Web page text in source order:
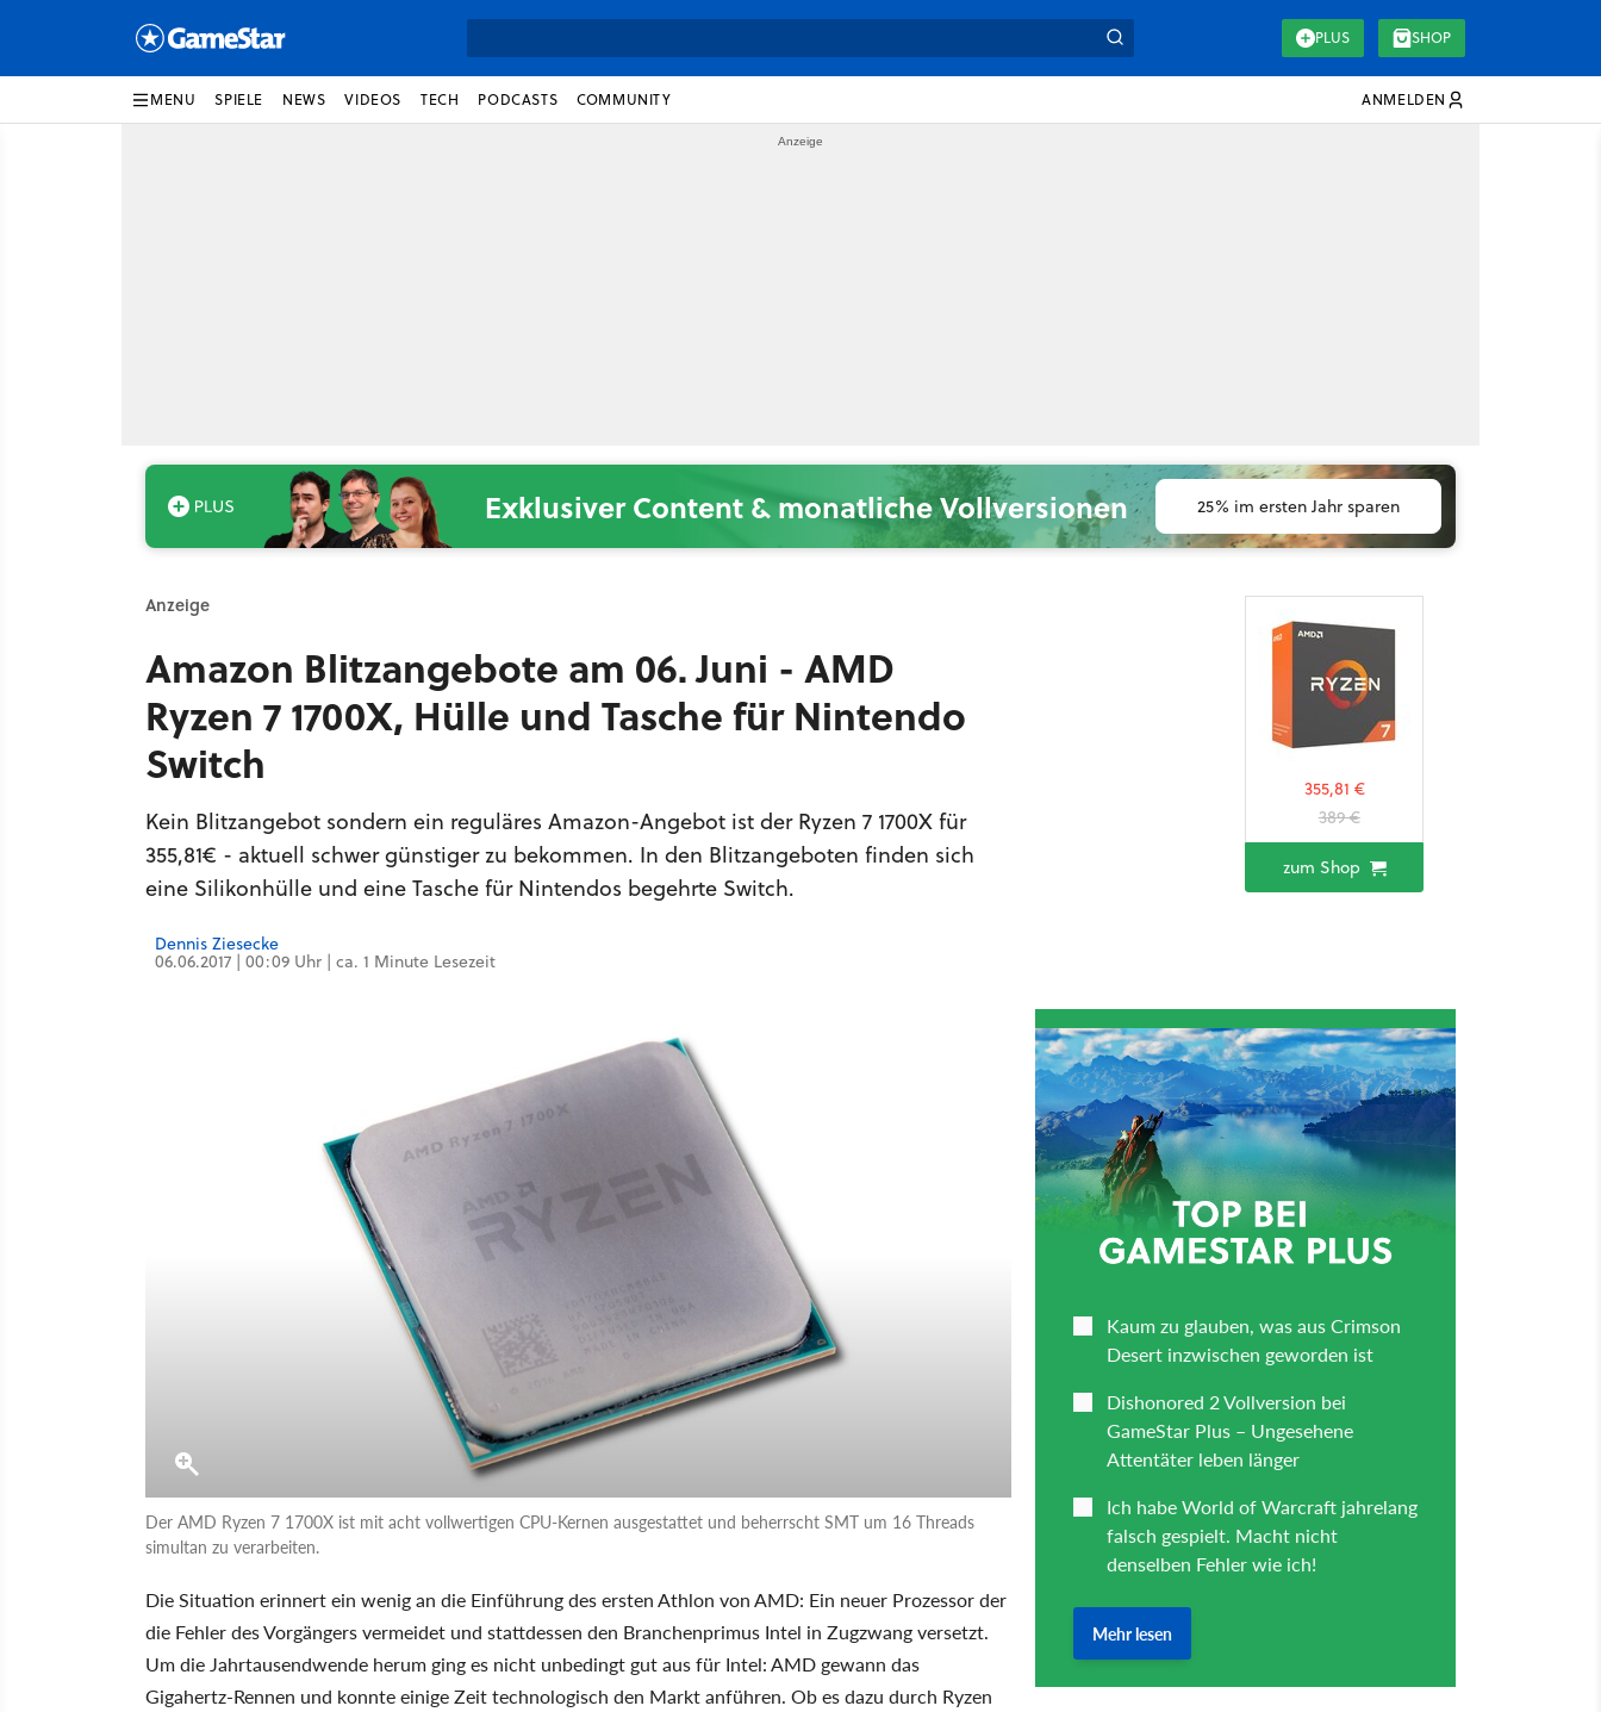
PLUS SHOP
MENU SPIELE NEWS VIDEOS TECH PODCASTS COMMUNITY ANMELDEN
Exklusiver Content & monatliche Vollversionen 25% im ersten Jahr sparen
Anzeige
Amazon Blitzangebote am 06. Juni - AMD
Ryzen 7 1700X, Hülle und Tasche für Nintendo
Switch
Kein Blitzangebot sondern ein reguläres Amazon-Angebot ist der Ryzen 7 1700X für
355,81€ - aktuell schwer günstiger zu bekommen. In den Blitzangeboten finden sich
eine Silikonhülle und eine Tasche für Nintendos begehrte Switch.
355,81 €
389 €
zum Shop
Dennis Ziesecke
06.06.2017 | 00:09 Uhr | ca. 1 Minute Lesezeit
Der AMD Ryzen 7 1700X ist mit acht vollwertigen CPU-Kernen ausgestattet und beherrscht SMT um 16 Threads
simultan zu verarbeiten.
Die Situation erinnert ein wenig an die Einführung des ersten Athlon von AMD: Ein neuer Prozessor der
die Fehler des Vorgängers vermeidet und stattdessen den Branchenprimus Intel in Zugzwang versetzt.
Um die Jahrtausendwende herum ging es nicht unbedingt gut aus für Intel: AMD gewann das
Gigahertz-Rennen und konnte einige Zeit technologisch den Markt anführen. Ob es dazu durch Ryzen